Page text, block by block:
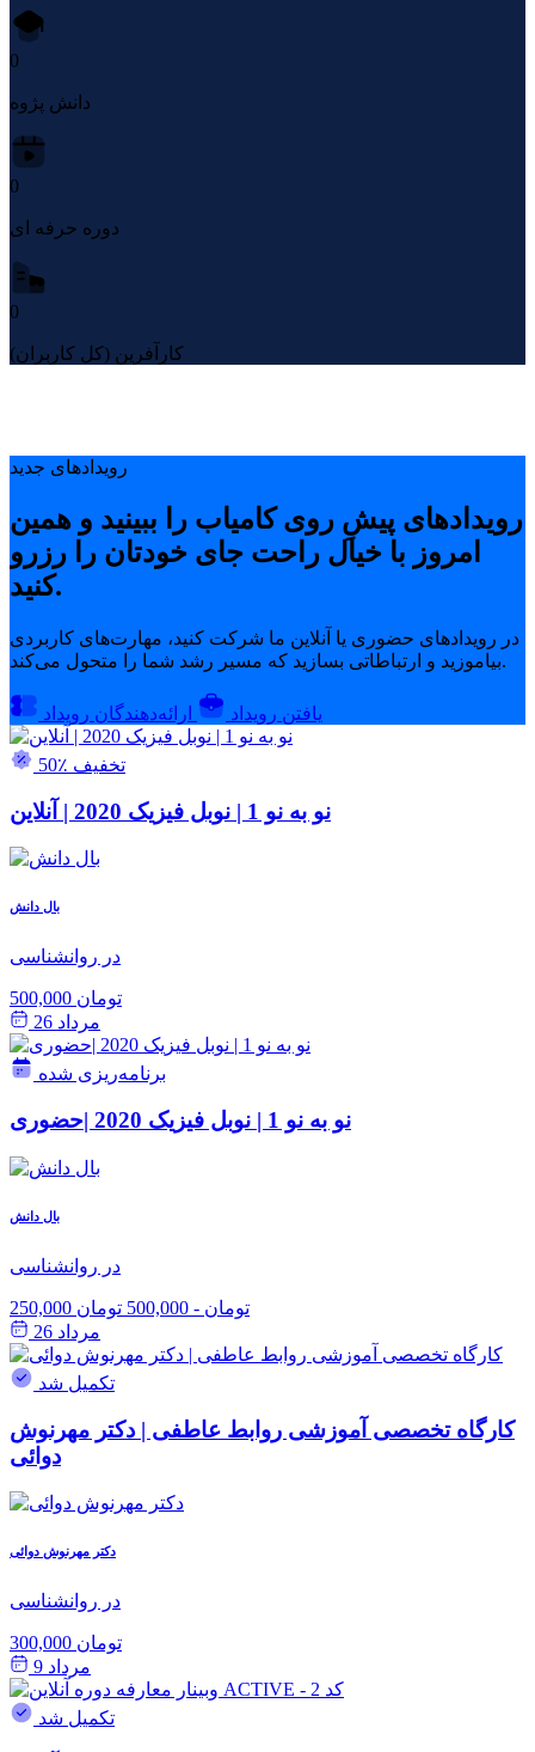
0
دانش پژوه
0
دوره حرفه ای
0
کارآفرین (کل کاربران)
رویدادهای جدید
رویدادهای پیشِ روی کامیاب را ببینید و همین
امروز با خیال راحت جای خودتان را رزرو
کنید.
در رویدادهای حضوری یا آنلاین ما شرکت کنید، مهارت‌های کاربردی
بیاموزید و ارتباطاتی بسازید که مسیر رشد شما را متحول می‌کند.
یافتن رویداد ارائه‌دهندگان رویداد
50٪ تخفیف
نو به نو 1 | نوبل فیزیک 2020 | آنلاین
بال دانش
در روانشناسی
500,000 تومان
مرداد 26
برنامه‌ریزی شده
نو به نو 1 | نوبل فیزیک 2020 |حضوری
بال دانش
در روانشناسی
250,000 تومان - 500,000 تومان
مرداد 26
تکمیل شد
کارگاه تخصصی آموزشی روابط عاطفی | دکتر مهرنوش
دوائی
دکتر مهرنوش دوائی
در روانشناسی
300,000 تومان
مرداد 9
تکمیل شد